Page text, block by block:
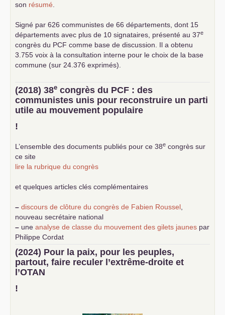
son résumé
Signé par 626 communistes de 66 départements, dont 15
départements avec plus de 10 signataires, présenté au 37e
congrès du PCF comme base de discussion. Il a obtenu
3.755 voix à la consultation interne pour le choix de la base
commune (sur 24.376 exprimés).
(2018) 38e congrès du PCF : des
communistes unis pour reconstruire un parti
utile au mouvement populaire
!
L’ensemble des documents publiés pour ce 38e congrès sur
ce site
lire la rubrique du congrès
et quelques articles clés complémentaires
– discours de clôture du congrès de Fabien Roussel
nouveau secrétaire national
– une analyse de classe du mouvement des gilets jaunes par
Philippe Cordat
–
un texte de Jean-Claude Delaunay
le marxisme est la
science sociale de notre temps
–un appel proposé aux partis communistes et ouvrier
d’Europe
–
(2024) Pour la paix, pour les peuples,
partout, faire reculer l’extrême-droite et
l’OTAN
!